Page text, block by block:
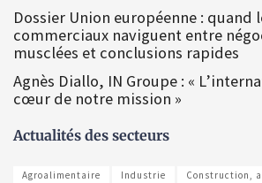
Dossier Union européenne : quand
commerciaux naviguent entre
musclées et conclusions rapides
Agnès Diallo, IN Groupe : «
cœur de notre mission »
Actualités des secteurs
Agroalimentaire Industrie Construction,